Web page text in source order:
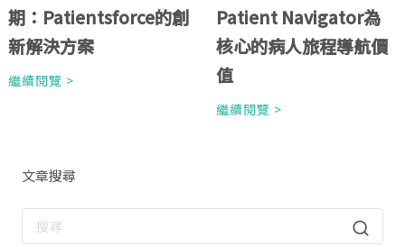
期：Patientsforce的創
新解決方案
繼續閱覽 >
Patient Navigator為
核心的病人旅程導航價
值
繼續閱覽 >
文章搜尋